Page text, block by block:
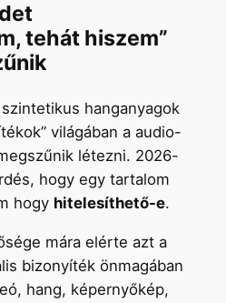
tehát hiszem”
hanganyagok
világában a audio-
létezni. 2026-
hogy egy tartalom
hogy hitelesíthető-e.
mára elérte azt a
bizonyíték önmagában
hang, képernyőkép,